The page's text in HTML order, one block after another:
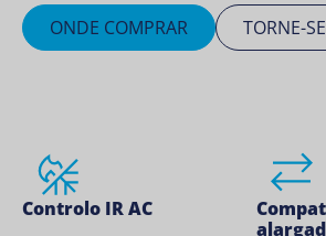
ONDE COMPRAR TORNE-
Controlo IR AC